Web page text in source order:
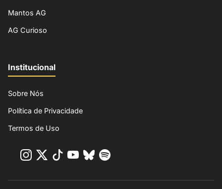
Mantos AG
AG Curioso
Institucional
Sobre Nós
Política de Privacidade
Termos de Uso